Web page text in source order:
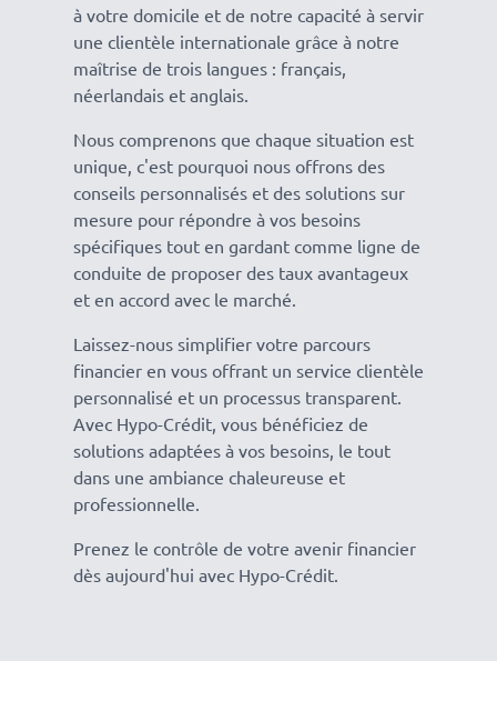
à votre domicile et de notre capacité à servir
une clientèle internationale grâce à notre
maîtrise de trois langues : français,
néerlandais et anglais.
Nous comprenons que chaque situation est
unique, c'est pourquoi nous offrons des
conseils personnalisés et des solutions sur
mesure pour répondre à vos besoins
spécifiques tout en gardant comme ligne de
conduite de proposer des taux avantageux
et en accord avec le marché.
Laissez-nous simplifier votre parcours
financier en vous offrant un service clientèle
personnalisé et un processus transparent.
Avec Hypo-Crédit, vous bénéficiez de
solutions adaptées à vos besoins, le tout
dans une ambiance chaleureuse et
professionnelle.
Prenez le contrôle de votre avenir financier
dès aujourd'hui avec Hypo-Crédit.